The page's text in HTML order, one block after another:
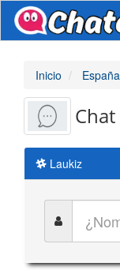
Inicio España
Laukiz